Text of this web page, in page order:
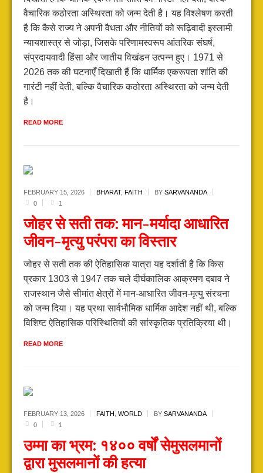
वैचारिक कठोरता अस्थिरता को जन्म देती है। यह विश्लेषण करती
है कि कैसे राज्य ने अपनी वैधता और नीतियों को रूढ़िवादी इस्लामी
न्यायशास्त्र से जोड़ा, जिसके परिणामस्वरूप आंतरिक संघर्ष,
संप्रदायवादी हिंसा और जातीय विखंडन उत्पन्न हुए। 1971 से
2026 तक की घटनाएँ दिखाती हैं कि धार्मिक एकरूपता शांति की
गारंटी नहीं देती, बल्कि वैचारिक कठोरता अस्थिरता को जन्म देती
है।
READ MORE
FEBRUARY 15, 2026 BHARAT, FAITH BY SARVANANDA
0
1
जोहर से सती तक: मान-मर्यादा आधारित
जीवन-मृत्यु परंपरा का विस्तार
जोहर से सती तक की ऐतिहासिक यात्रा यह दर्शाती है कि किस
प्रकार 1303 से 1947 तक चले दीर्घकालिक आक्रमण दबाव ने
राजस्थान जैसे सीमांत क्षेत्रों में मान-आधारित जीवन-मृत्यु संरचना
को जन्म दिया। यह प्रथा सार्वभौमिक धार्मिक आदेश नहीं थी, बल्कि
विशिष्ट ऐतिहासिक परिस्थितियों की सांस्कृतिक प्रतिक्रिया थी।
READ MORE
FEBRUARY 13, 2026 FAITH WORLD BY SARVANANDA
0
1
उम्मा का भ्रम: १४०० वर्षों सेमुसलमानों
द्वारा मुसलमानों की हत्या